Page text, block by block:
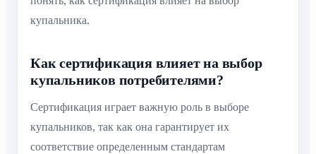
купальника.
Как сертификация влияет на выбор
купальников потребителями?
Сертификация играет важную роль в выборе
купальников, так как она гарантирует их
соответствие определенным стандартам